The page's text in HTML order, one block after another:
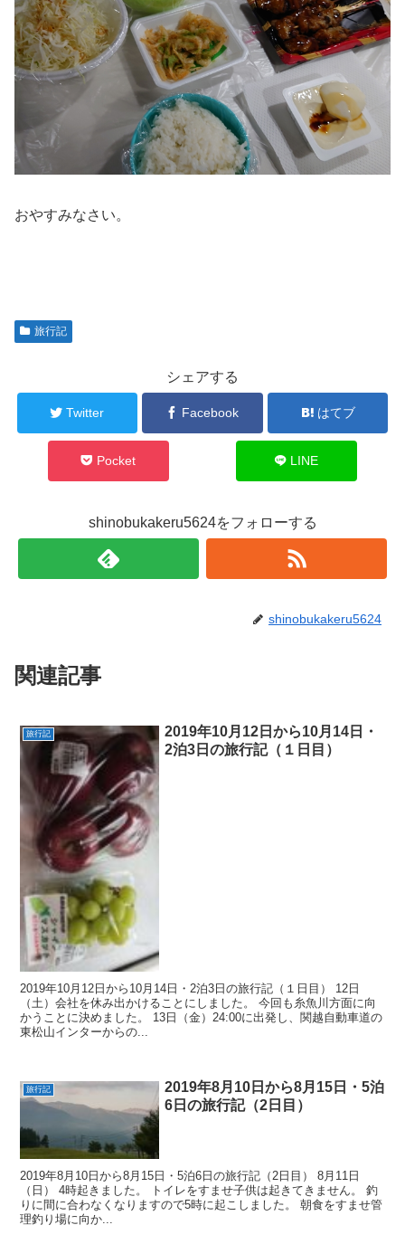
おやすみなさい。
旅行記
シェアする
Twitter Facebook はてブ
Pocket LINE
shinobukakeru5624をフォローする
shinobukakeru5624
関連記事
旅行記
2019年10月12日から10月14日・
2泊3日の旅行記（１日目）
2019年10月12日から10月14日・2泊3日の旅行記（１日目） 12日
（土）会社を休み出かけることにしました。 今回も糸魚川方面に向
かうことに決めました。 13日（金）24:00に出発し、関越自動車道の
東松山インターからの...
旅行記
2019年8月10日から8月15日・5泊
6日の旅行記（2日目）
2019年8月10日から8月15日・5泊6日の旅行記（2日目） 8月11日
（日） 4時起きました。 トイレをすませ子供は起きてきません。 釣
りに間に合わなくなりますので5時に起こしました。 朝食をすませ管
理釣り場に向か...